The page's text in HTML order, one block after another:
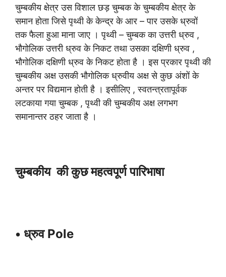
चुम्बकीय क्षेत्र उस विशाल छड़ चुम्बक के चुम्बकीय क्षेत्र के
समान होता जिसे पृथ्वी के केन्द्र के आर – पार उसके ध्रुवों
तक फैला हुआ माना जाए । पृथ्वी – चुम्बक का उत्तरी ध्रुव ,
भौगोलिक उत्तरी ध्रुव के निकट तथा उसका दक्षिणी ध्रुव ,
भौगोलिक दक्षिणी ध्रुव के निकट होता है । इस प्रकार पृथ्वी की
चुम्बकीय अक्ष उसकी भौगोलिक ध्रुवीय अक्ष से कुछ अंशों के
अन्तर पर विद्यमान होती है । इसीलिए , स्वतन्त्रतापूर्वक
लटकाया गया चुम्बक , पृथ्वी की चुम्बकीय अक्ष लगभग
समानान्तर ठहर जाता है ।
चुम्बकीय की कुछ महत्वपूर्ण पारिभाषा
• ध्रुव Pole